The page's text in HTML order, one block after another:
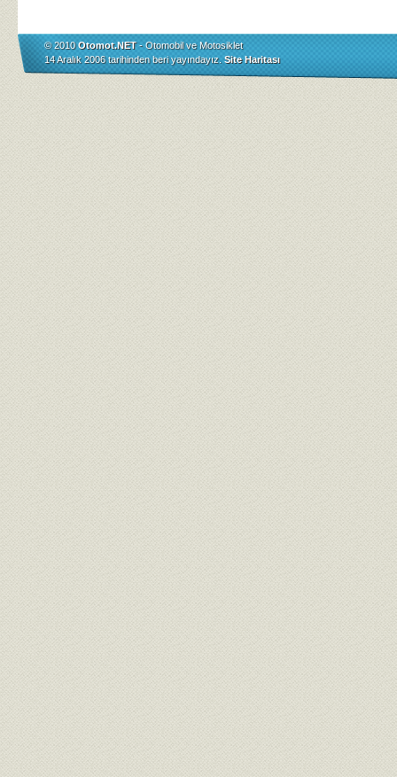
© 2010Otomot.NET- Otomobil ve Motosiklet
14 Aralık 2006 tarihinden beri yayındayız. Site Haritası